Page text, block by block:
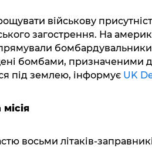
військову
загострення. На
бомбами, призначеними
під землею, інформуєUK
восьми літаків-